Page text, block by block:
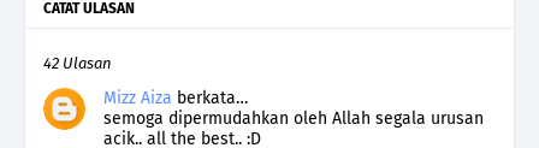
CATAT ULASAN
42 Ulasan
Mizz Aiza berkata…
semoga dipermudahkan oleh Allah segala urusan
acik.. all the best.. :D